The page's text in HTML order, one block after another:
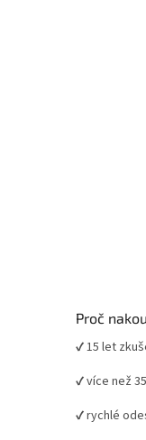
Proč
✔ 15 let
✔ více než
✔ rychlé